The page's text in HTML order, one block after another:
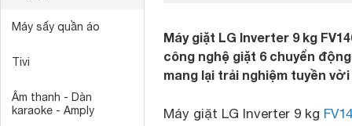
Máy sấy quần áo
Tivi
Âm thanh - Dàn
karaoke - Amply
Máy giặt LG Inverter 9 kg
công nghệ giặt 6 chuyển
mang lại trải nghiệm tuyền
Máy giặt LG Inverter 9 kg